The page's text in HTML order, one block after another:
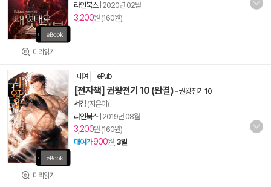
미리읽기
라인북스| 2020년 02월
3,200원 (160원)
미리읽기
대여 ePub
[전자책] 권왕전기 10 (완결) -권왕전기 10
서경 (지은이)
라인북스| 2019년 08월
3,200원 (160원)
대여가900원, 3일